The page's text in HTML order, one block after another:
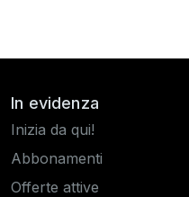
In evidenza
Inizia da qui!
Abbonamenti
Offerte attive